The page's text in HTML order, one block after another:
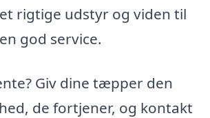
rigtige udstyr og viden til
god service.
Giv dine tæpper den
de fortjener, og kontakt